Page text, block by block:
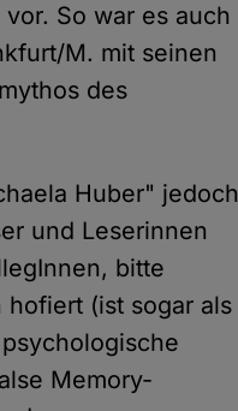
So war es auch
M. mit seinen
des
Huber" jedoch
und Leserinnen
bitte
(ist sogar als
Memory-